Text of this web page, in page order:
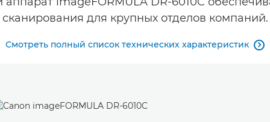
сканирования для крупных отделов компаний.
Смотреть полный список технических характеристик 